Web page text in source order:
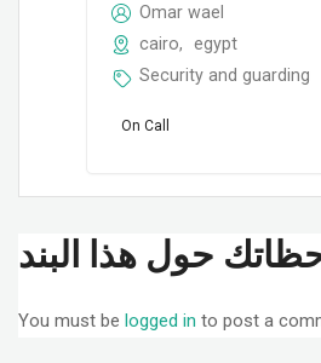
Omar wael
cairo,
egypt
Security and guarding
On Call
حول هذا البند
You must be logged in to post a